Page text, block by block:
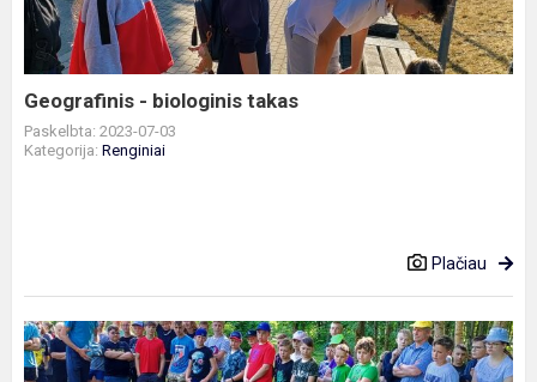
Geografinis - biologinis takas
Paskelbta: 2023-07-03
Kategorija: Renginiai
Plačiau
Sporto
diena